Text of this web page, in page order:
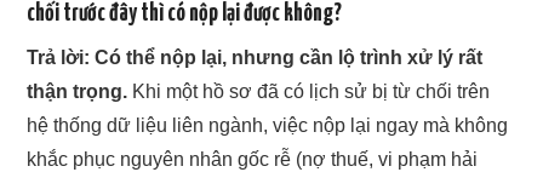
chối trước đây thì có nộp lại được không?
Trả lời: Có thể nộp lại, nhưng cần lộ trình xử lý rất
thận trọng. Khi một hồ sơ đã có lịch sử bị từ chối trên
hệ thống dữ liệu liên ngành, việc nộp lại ngay mà không
khắc phục nguyên nhân gốc rễ (nợ thuế, vi phạm hải